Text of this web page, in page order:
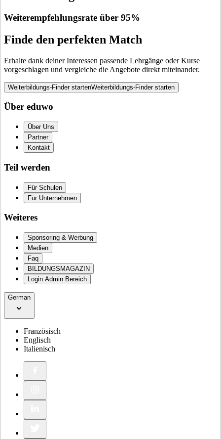
Weiterempfehlungsrate über 95%
Finde den perfekten Match
Erhalte dank deiner Interessen passende Lehrgänge oder Kurse
vorgeschlagen und vergleiche die Angebote direkt miteinander.
Weiterbildungs-Finder startenWeiterbildungs-Finder starten
Über eduwo
Über Uns
Partner
Kontakt
Teil werden
Für Schulen
Für Unternehmen
Weiteres
Sponsoring & Werbung
Medien
Faq
BILDUNGSMAGAZIN
Login Admin Bereich
German
Französisch
Englisch
Italienisch